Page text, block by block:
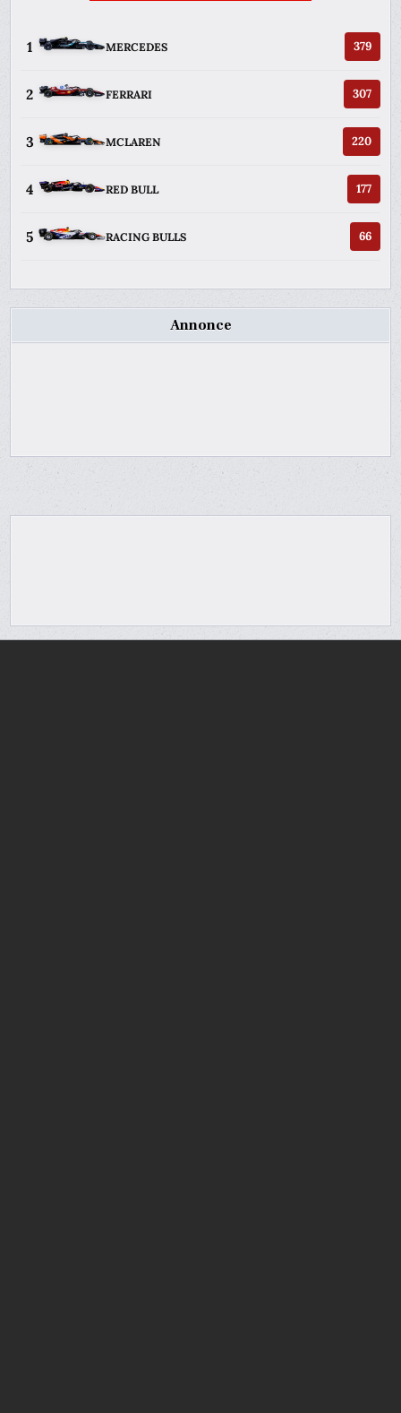
1 MERCEDES 379
2 FERRARI 307
3 MCLAREN 220
4 RED BULL 177
5 RACING BULLS 66
Annonce